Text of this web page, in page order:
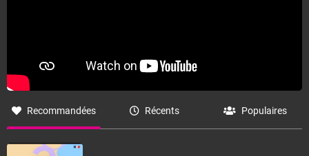
Recommandées Récents Populaires